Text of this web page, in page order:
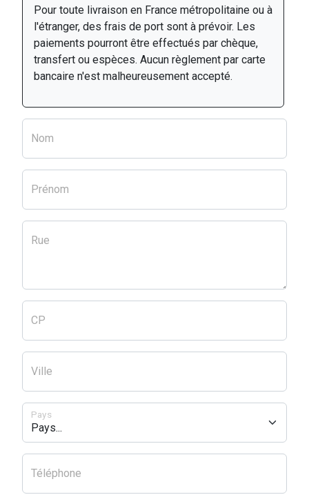
Pour toute livraison en France métropolitaine ou à
l'étranger, des frais de port sont à prévoir. Les
paiements pourront être effectués par chèque,
transfert ou espèces. Aucun règlement par carte
bancaire n'est malheureusement accepté.
Nom
Prénom
Rue
CP
Ville
Pays
Téléphone